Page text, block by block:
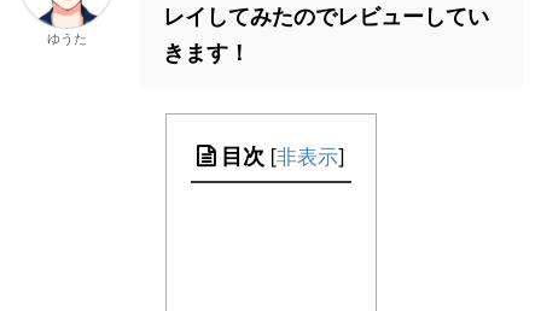
ゆうた
レイしてみたのでレビューしてい
きます！
目次 [非表示]